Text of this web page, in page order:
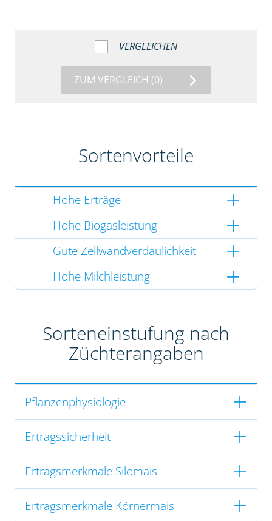
VERGLEICHEN
ZUM VERGLEICH (0)
Sortenvorteile
Hohe Erträge
Hohe Biogasleistung
Gute Zellwandverdaulichkeit
Hohe Milchleistung
Sorteneinstufung nach
Züchterangaben
Pflanzenphysiologie
Ertragssicherheit
Ertragsmerkmale Silomais
Ertragsmerkmale Körnermais